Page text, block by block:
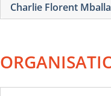
Charlie Florent Mballa